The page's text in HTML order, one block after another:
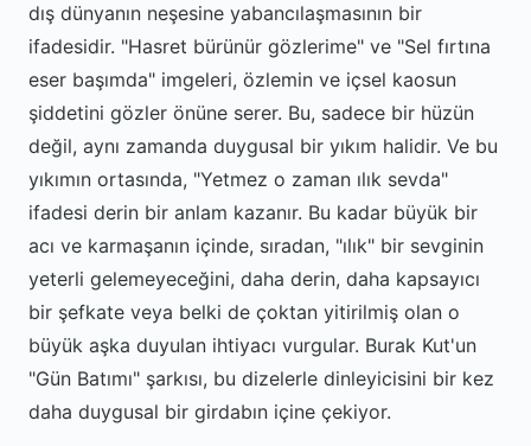
dış dünyanın neşesine yabancılaşmasının bir
ifadesidir. "Hasret bürünür gözlerime" ve "Sel fırtına
eser başımda" imgeleri, özlemin ve içsel kaosun
şiddetini gözler önüne serer. Bu, sadece bir hüzün
değil, aynı zamanda duygusal bir yıkım halidir. Ve bu
yıkımın ortasında, "Yetmez o zaman ılık sevda"
ifadesi derin bir anlam kazanır. Bu kadar büyük bir
acı ve karmaşanın içinde, sıradan, "ılık" bir sevginin
yeterli gelemeyeceğini, daha derin, daha kapsayıcı
bir şefkate veya belki de çoktan yitirilmiş olan o
büyük aşka duyulan ihtiyacı vurgular. Burak Kut'un
"Gün Batımı" şarkısı, bu dizelerle dinleyicisini bir kez
daha duygusal bir girdabın içine çekiyor.